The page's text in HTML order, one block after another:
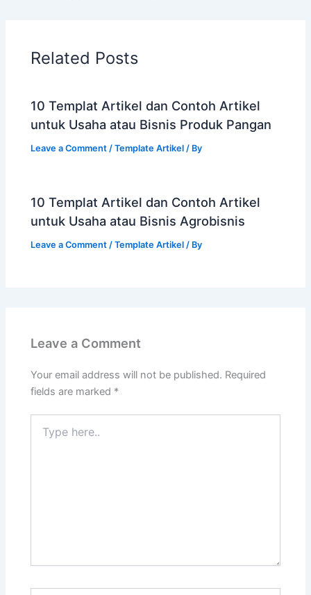
Related Posts
10 Templat Artikel dan Contoh Artikel
untuk Usaha atau Bisnis Produk Pangan
Leave a Comment /Template Artikel / By
10 Templat Artikel dan Contoh Artikel
untuk Usaha atau Bisnis Agrobisnis
Leave a Comment /Template Artikel / By
Leave a Comment
Your email address will not be published. Required
fields are marked *
here..